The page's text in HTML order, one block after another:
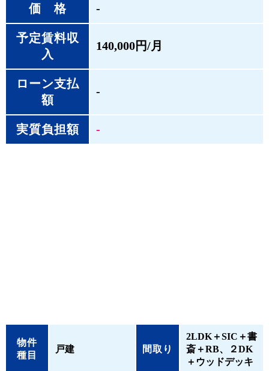
価 格 ‐
予定賃料収
入
140,000円/月
ローン支払
額
‐
実質負担額 ‐
物件
種目
戸建 間取り
2LDK＋SIC＋書
斎＋RB、２DK
＋ウッドデッキ